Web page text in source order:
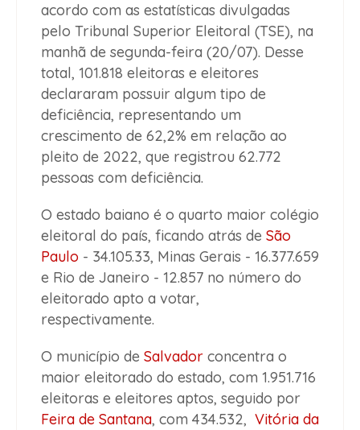
acordo com as estatísticas divulgadas
pelo Tribunal Superior Eleitoral (TSE), na
manhã de segunda-feira (20/07). Desse
total, 101.818 eleitoras e eleitores
declararam possuir algum tipo de
deficiência, representando um
crescimento de 62,2% em relação ao
pleito de 2022, que registrou 62.772
pessoas com deficiência.
O estado baiano é o quarto maior colégio
eleitoral do país, ficando atrás de São
Paulo - 34.105.33, Minas Gerais - 16.377.659
e Rio de Janeiro - 12.857 no número do
eleitorado apto a votar,
respectivamente.
O município de Salvador concentra o
maior eleitorado do estado, com 1.951.716
eleitoras e eleitores aptos, seguido por
Feira de Santana, com 434.532, Vitória da